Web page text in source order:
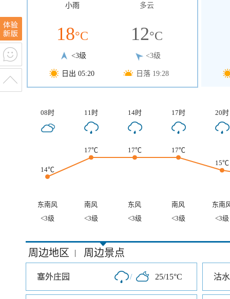
小雨
18°C
<3级
日出 05:20
多云
12°C
<3级
日落 19:28
08时 11时 14时 17时 20时
14℃
17℃ 17℃
17℃
15℃
东南风 南风 东风 南风
东南
<3级
<3级 <3级 <3级 <3级
周边地区 | 周边景点
塞外庄园 / 25/15°C 沽